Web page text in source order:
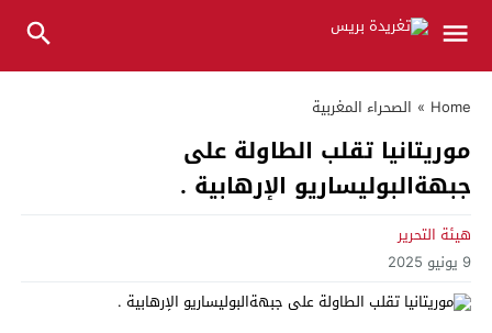
Home
» الصحراء المغربية
موريتانيا تقلب الطاولة على
جبهةالبوليساريو الإرهابية .
هيئة التحرير
9 يونيو 2025